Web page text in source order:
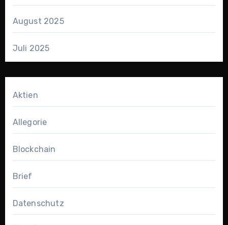
August 2025
Juli 2025
Aktien
Allegorie
Blockchain
Brief
Datenschutz